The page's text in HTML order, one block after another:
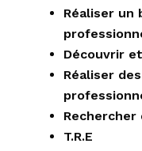
Réaliser un
Découvrir
Réaliser
Rechercher
T.R.E